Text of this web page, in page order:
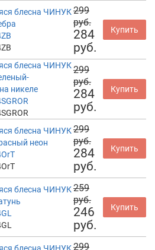
блесна ЧИНУК299
руб.
284
руб.
Купить
блесна ЧИНУК
никеле
299
руб.
284
руб.
Купить
блесна ЧИНУК
неон
299
руб.
284
руб.
Купить
блесна ЧИНУК259
руб.
246
руб.
Купить
299